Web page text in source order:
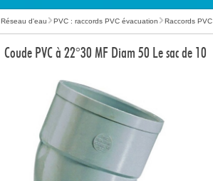
Réseau d'eau PVC : raccords PVC évacuation Raccords PVC
Coude PVC à 22°30 MF Diam 50 Le sac de 10